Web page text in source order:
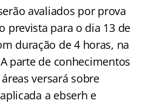
avaliados por prova
prevista para o dia 13 de
duração de 4 horas, na
parte de conhecimentos
versará sobre
a ebserh e